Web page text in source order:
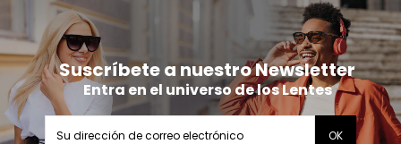
Suscríbete a nuestro Newsletter
Entra en el universo de los Lentes